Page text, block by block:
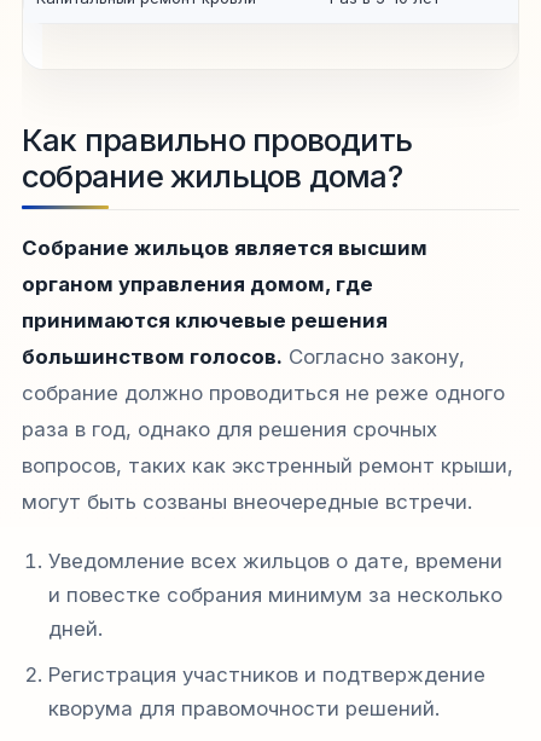
Как правильно проводить
собрание жильцов дома?
Собрание жильцов является высшим
органом управления домом, где
принимаются ключевые решения
большинством голосов. Согласно закону,
собрание должно проводиться не реже одного
раза в год, однако для решения срочных
вопросов, таких как экстренный ремонт крыши,
могут быть созваны внеочередные встречи.
Уведомление всех жильцов о дате, времени
и повестке собрания минимум за несколько
дней.
Регистрация участников и подтверждение
кворума для правомочности решений.